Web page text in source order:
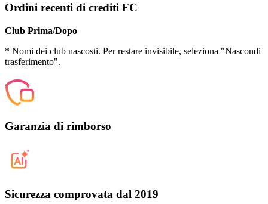
Ordini recenti di crediti FC
Club Prima/Dopo
* Nomi dei club nascosti. Per restare invisibile, seleziona "Nascondi
trasferimento".
Garanzia di rimborso
Sicurezza comprovata dal 2019